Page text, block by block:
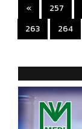
« 257
263
264